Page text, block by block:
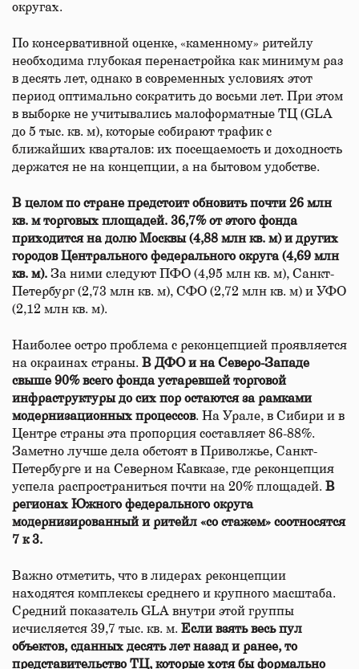
округах.
По консервативной оценке, «каменному» ритейлу
необходима глубокая перенастройка как минимум раз
в десять лет, однако в современных условиях этот
период оптимально сократить до восьми лет. При этом
в выборке не учитывались малоформатные ТЦ (GLA
до 5 тыс. кв. м), которые собирают трафик с
ближайших кварталов: их посещаемость и доходность
держатся не на концепции, а на бытовом удобстве.
В целом по стране предстоит обновить почти 26 млн
кв. м торговых площадей. 36,7% от этого фонда
приходится на долю Москвы (4,88 млн кв. м) и других
городов Центрального федерального округа (4,69 млн
кв. м). За ними следуют ПФО (4,95 млн кв. м), Санкт-
Петербург (2,73 млн кв. м), СФО (2,72 млн кв. м) и УФО
(2,12 млн кв. м).
Наиболее остро проблема с реконцепцией проявляется
на окраинах страны. В ДФО и на Северо-Западе
свыше 90% всего фонда устаревшей торговой
инфраструктуры до сих пор остаются за рамками
модернизационных процессов. На Урале, в Сибири и в
Центре страны эта пропорция составляет 86-88%.
Заметно лучше дела обстоят в Приволжье, Санкт-
Петербурге и на Северном Кавказе, где реконцепция
успела распространиться почти на 20% площадей. В
регионах Южного федерального округа
модернизированный и ритейл «со стажем» соотносятся
7 к 3.
Важно отметить, что в лидерах реконцепции
находятся комплексы среднего и крупного масштаба.
Средний показатель GLA внутри этой группы
исчисляется 39,7 тыс. кв. м. Если взять весь пул
объектов, сданных десять лет назад и ранее, то
представительство ТЦ, которые хотя бы формально